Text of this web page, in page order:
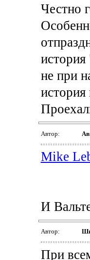
Честно
не при
история
Автор:
Mike
И
Автор:
При